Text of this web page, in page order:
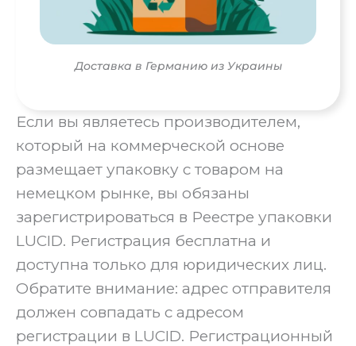
Доставка в Германию из Украины
Если вы являетесь производителем,
который на коммерческой основе
размещает упаковку с товаром на
немецком рынке, вы обязаны
зарегистрироваться в Реестре упаковки
LUCID. Регистрация бесплатна и
доступна только для юридических лиц.
Обратите внимание: адрес отправителя
должен совпадать с адресом
регистрации в LUCID. Регистрационный